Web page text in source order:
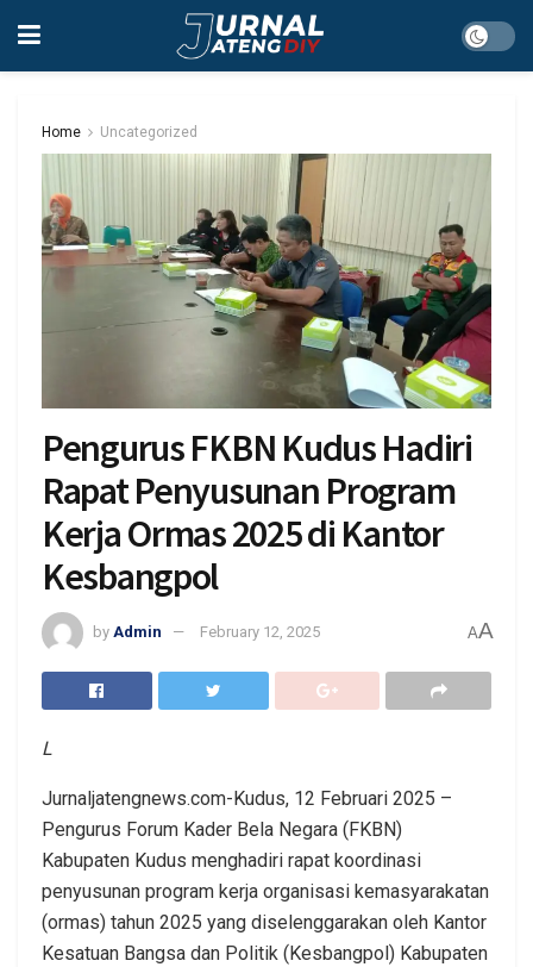
Home Uncategorized
Pengurus FKBN Kudus Hadiri
Rapat Penyusunan Program
Kerja Ormas 2025 di Kantor
Kesbangpol
by Admin February 12, 2025 AA
L
Jurnaljatengnews.com-Kudus, 12 Februari 2025 –
Pengurus Forum Kader Bela Negara (FKBN)
Kabupaten Kudus menghadiri rapat koordinasi
penyusunan program kerja organisasi kemasyarakatan
(ormas) tahun 2025 yang diselenggarakan oleh Kantor
Kesatuan Bangsa dan Politik (Kesbangpol) Kabupaten